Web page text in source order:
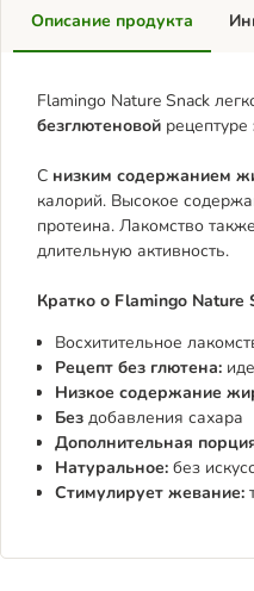
Описание продукта
Flamingo Nature Snack
безглютеновой
С низким содержанием
калорий. Высокое
протеина. Лакомство
длительную активность.
Кратко о Flamingo Nature
Восхитительное
Рецепт без глютена:
Низкое содержание
Без добавления сахара
Дополнительная
Натуральное: без
Стимулирует жевание: